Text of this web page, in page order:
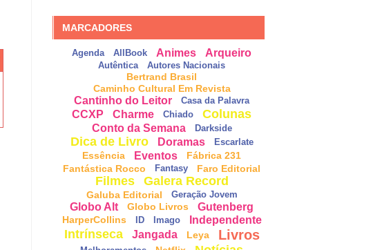
MARCADORES
Agenda AllBook Animes Arqueiro
Autêntica Autores Nacionais
Bertrand Brasil
Caminho Cultural Em Revista
Cantinho do Leitor Casa da Palavra
CCXP Charme Chiado Colunas
Conto da Semana Darkside
Dica de Livro Doramas Escarlate
Essência Eventos
Fábrica 231
Fantástica Rocco
Fantasy Faro Editorial
Filmes Galera Record
Galuba Editorial Geração Jovem
Globo Alt Globo Livros Gutenberg
HarperCollins ID Imago Independente
Intrínseca Jangada Leya Livros